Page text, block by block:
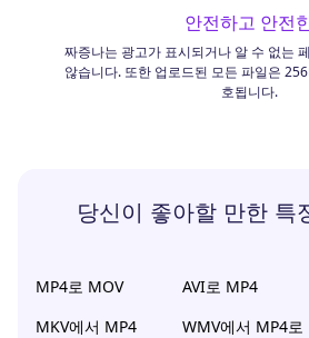
안전하고 안전
짜증나는 광고가 표시되거나 알 수 없는
않습니다. 또한 업로드된 모든 파일은
호됩니다.
당신이 좋아할 만한 특
MP4로 MOV AVI로 MP4
MKV에서 MP4
WMV에서 MP4로